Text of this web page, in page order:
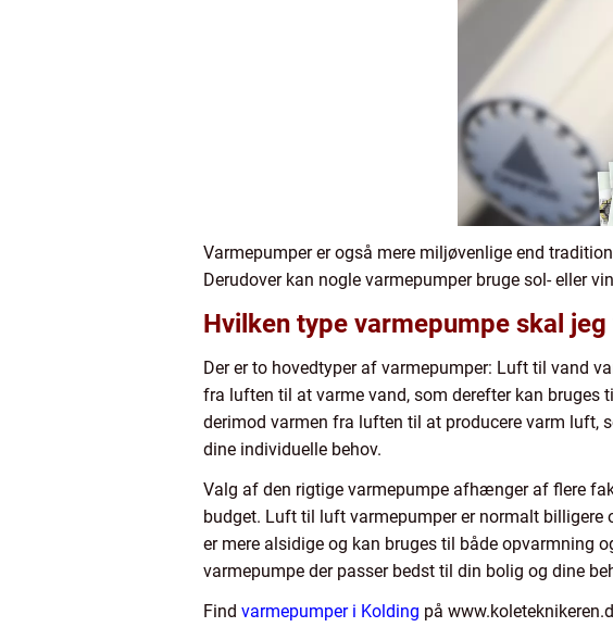
Varmepumper er også mere miljøvenlige end
Derudover kan nogle varmepumper bruge sol- eller
Hvilken type varmepumpe skal
Der er to hovedtyper af varmepumper: Luft til vand
fra luften til at varme vand, som derefter kan
derimod varmen fra luften til at producere varm luft,
dine individuelle behov.
Valg af den rigtige varmepumpe afhænger af flere
budget. Luft til luft varmepumper er normalt
er mere alsidige og kan bruges til både opvarmning
varmepumpe der passer bedst til din bolig og dine
Find varmepumper i Kolding på